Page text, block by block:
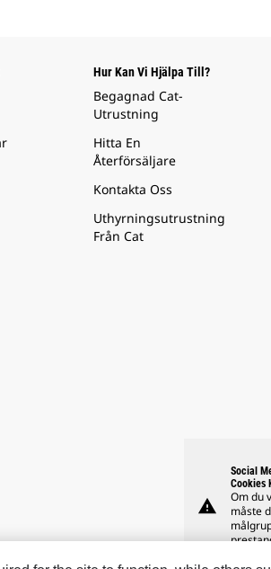
Hur Kan Vi Hjälpa Till?
Begagnad Cat-
Utrustning
Hitta En
Återförsäljare
Kontakta Oss
Uthyrningsutrustning
Från Cat
warning
Social
Cookies
Om du
måste